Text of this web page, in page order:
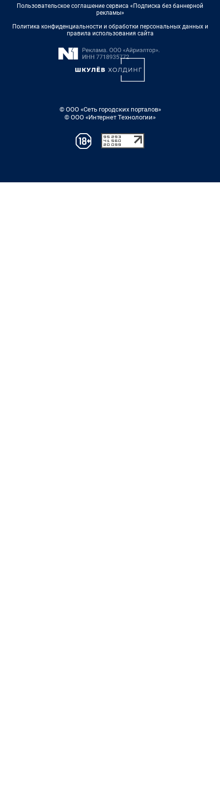
Пользовательское соглашение сервиса «Подписка без баннерной
рекламы»
Политика конфиденциальности и обработки персональных данных и
правила использования сайта
© ООО «Сеть городских порталов»
© ООО «Интернет Технологии»